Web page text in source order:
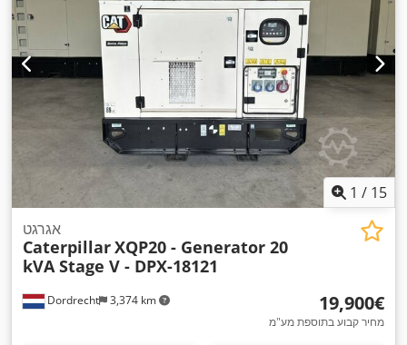
1 / 15
Dordrecht 3,374 km
אגרגט
CaterpillarXQP20 - Generator 20
kVA Stage V - DPX-18121
‏19,900 ‏€
מחיר קבוע בתוספת מע"מ